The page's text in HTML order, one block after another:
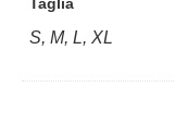
S, M, L, XL